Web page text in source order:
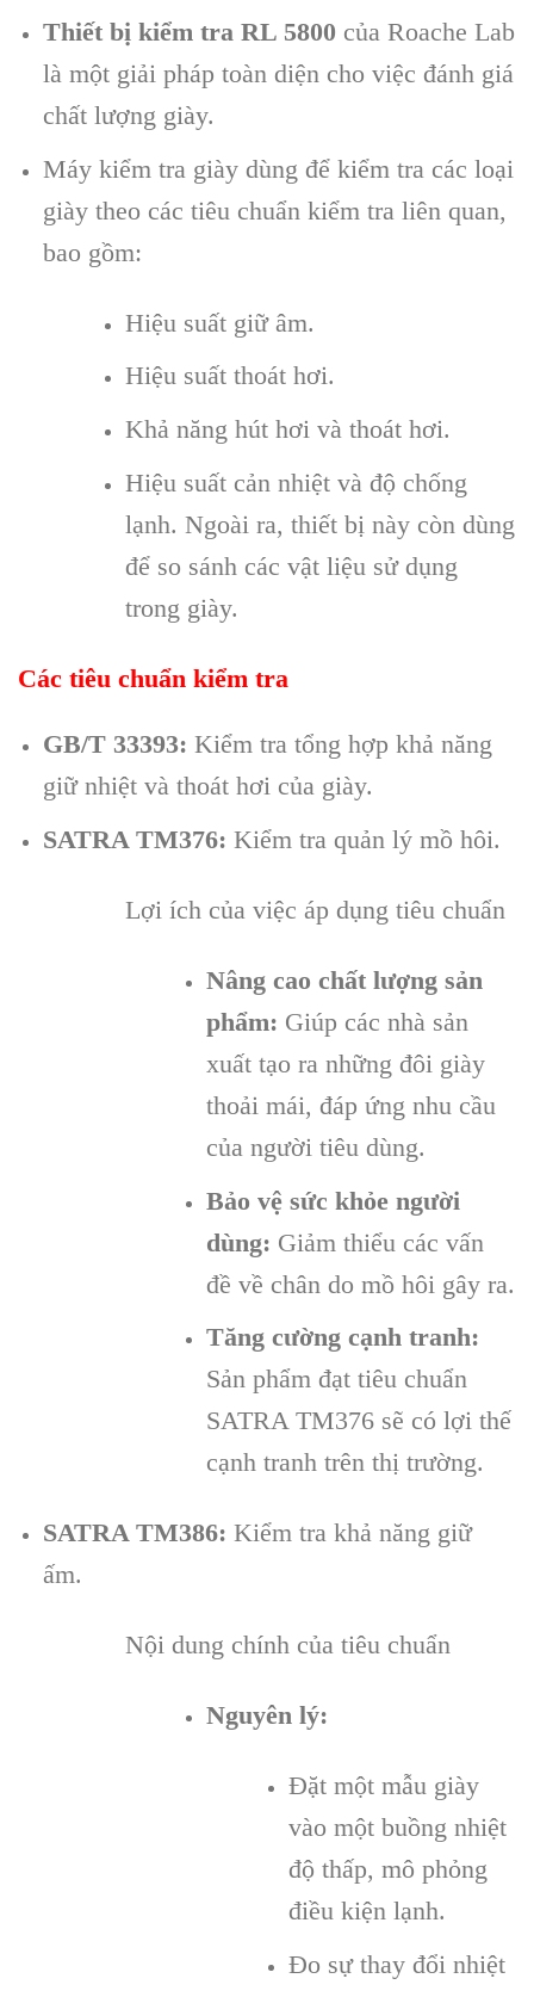
Thiết bị kiểm tra RL 5800 của Roache Lab
là một giải pháp toàn diện cho việc đánh giá
chất lượng giày.
Máy kiểm tra giày dùng để kiểm tra các loại
giày theo các tiêu chuẩn kiểm tra liên quan,
bao gồm:
Hiệu suất giữ âm.
Hiệu suất thoát hơi.
Khả năng hút hơi và thoát hơi.
Hiệu suất cản nhiệt và độ chống
lạnh. Ngoài ra, thiết bị này còn dùng
để so sánh các vật liệu sử dụng
trong giày.
Các tiêu chuẩn kiểm tra
GB/T 33393: Kiểm tra tổng hợp khả năng
giữ nhiệt và thoát hơi của giày.
SATRA TM376: Kiểm tra quản lý mồ hôi.
Lợi ích của việc áp dụng tiêu chuẩn
Nâng cao chất lượng sản
phẩm: Giúp các nhà sản
xuất tạo ra những đôi giày
thoải mái, đáp ứng nhu cầu
của người tiêu dùng.
Bảo vệ sức khỏe người
dùng: Giảm thiểu các vấn
đề về chân do mồ hôi gây ra.
Tăng cường cạnh tranh:
Sản phẩm đạt tiêu chuẩn
SATRA TM376 sẽ có lợi thế
cạnh tranh trên thị trường.
SATRA TM386: Kiểm tra khả năng giữ
ấm.
Nội dung chính của tiêu chuẩn
Nguyên lý:
Đặt một mẫu giày
vào một buồng nhiệt
độ thấp, mô phỏng
điều kiện lạnh.
Đo sự thay đổi nhiệt